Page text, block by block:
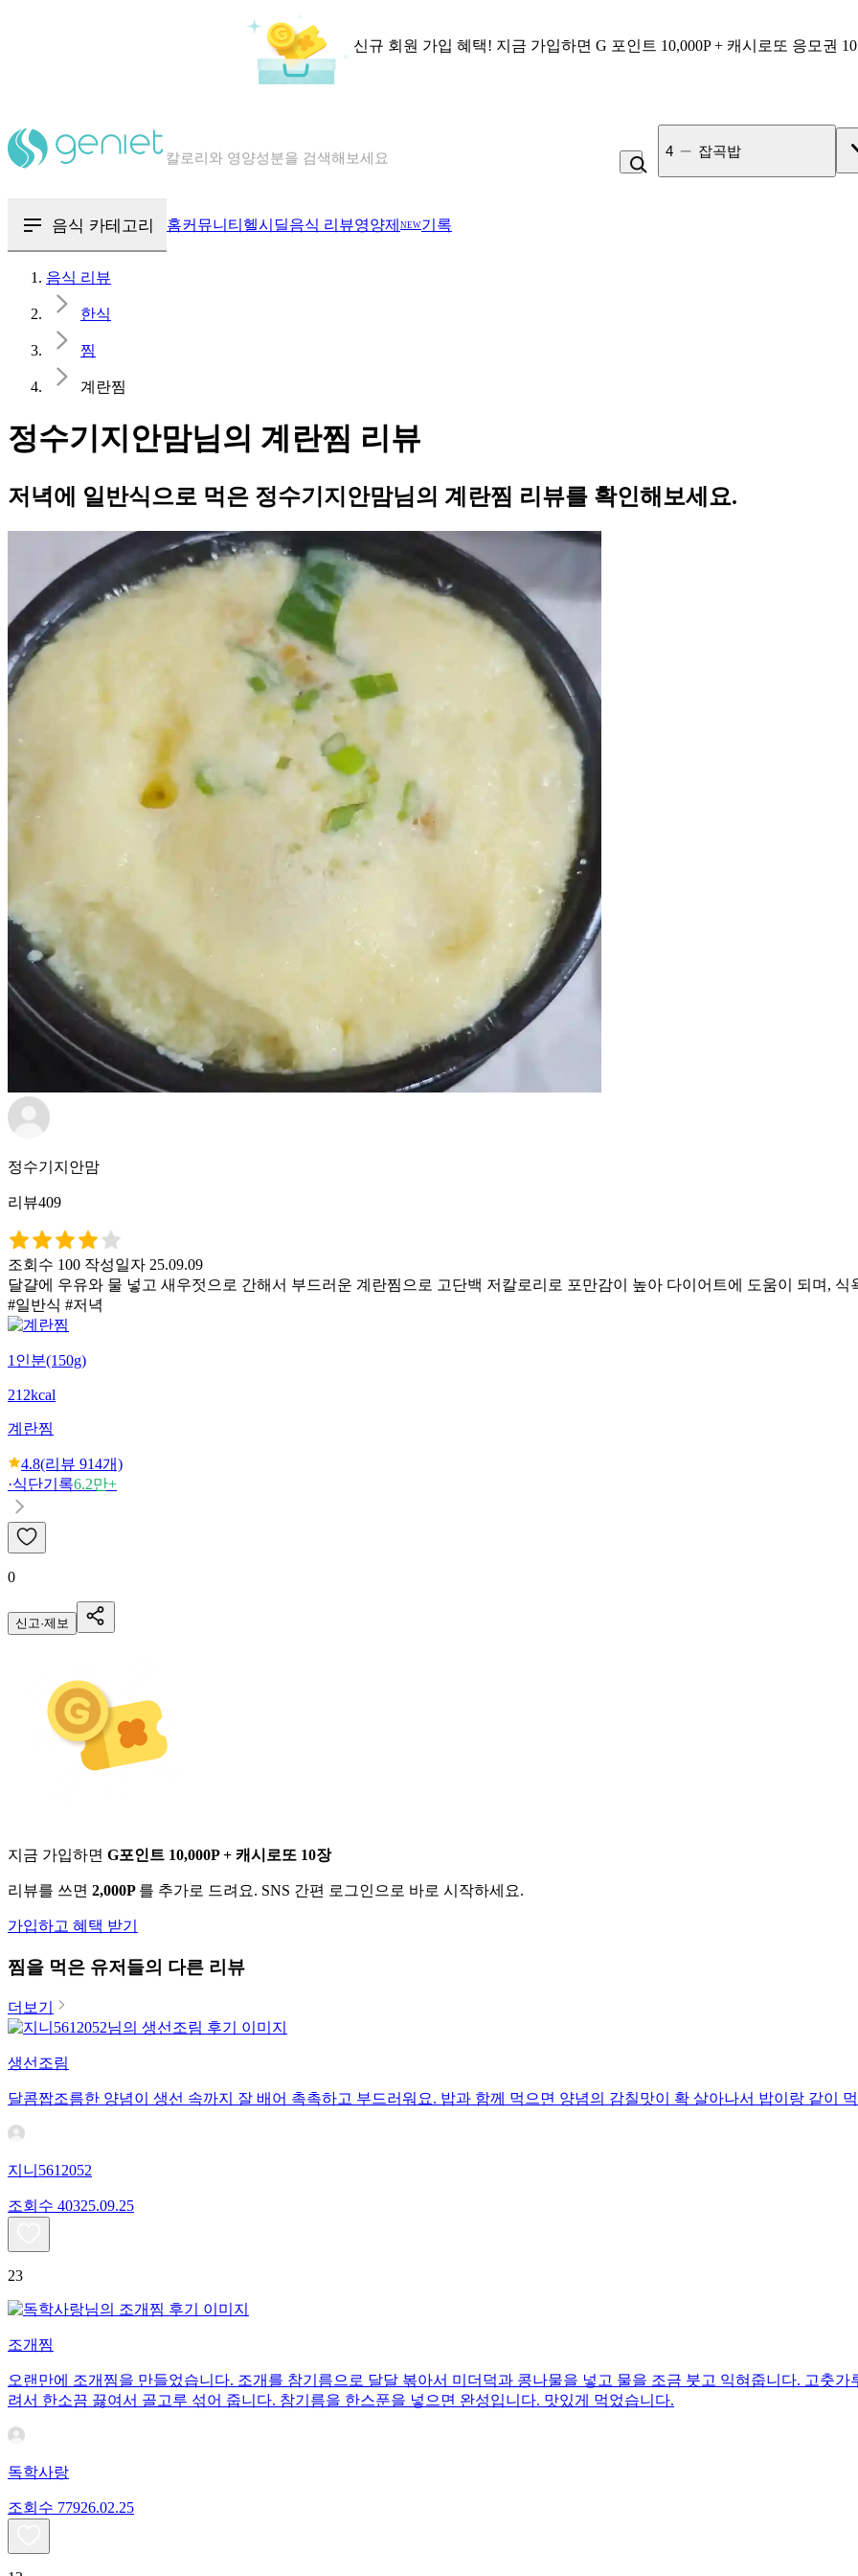
신규 회원 가입 혜택! 지금 가입하면 G 포인트 10,000P + 캐시로또 응모권
칼로리와 영양성분을 검색해보세요
5 계란
음식 카테고리 홈커뮤니티 헬시딜음식 리뷰영양제 NEW기록
음식 리뷰
한식
찜
계란찜
정수기지안맘님의 계란찜 리뷰
저녁에 일반식으로 먹은 정수기지안맘님의 계란찜 리뷰를 확인해보세요.
정수기지안맘
리뷰409
조회수 100 작성일자 25.09.09
달걀에 우유와 물 넣고 새우젓으로 간해서 부드러운 계란찜으로 고단백 저칼로리로 포만감이 높아 다이어트에 도움이 되며, 식
#일반식 #저녁
1인분(150g)
212kcal
계란찜
4.8(리뷰 914개)
·식단기록6.2만+
0
신고·제보
지금 가입하면 G포인트 10,000P + 캐시로또 10장
리뷰를 쓰면 2,000P 를 추가로 드려요. SNS 간편 로그인으로 바로 시작하세요.
가입하고 혜택 받기
찜을 먹은 유저들의 다른 리뷰
더보기
생선조림
달콤짭조름한 양념이 생선 속까지 잘 배어 촉촉하고 부드러워요. 밥과 함께 먹으면 양념의 감칠맛이 확 살아나서 밥이랑 같이
지니5612052
조회수 40325.09.25
23
조개찜
오랜만에 조개찜을 만들었습니다. 조개를 참기름으로 달달 볶아서 미더덕과 콩나물을 넣고 물을 조금 붓고 익혀줍니다. 고춧
려서 한소끔 끓여서 골고루 섞어 줍니다. 참기름을 한스푼을 넣으면 완성입니다. 맛있게 먹었습니다.
독학사랑
조회수 77926.02.25